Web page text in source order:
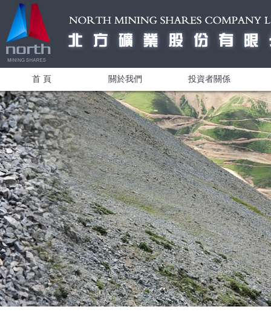
首 頁 關於我們 投資者關係